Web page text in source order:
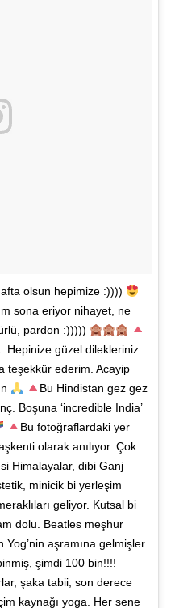
olsun hepimize :))))
sona eriyor nihayet, ne
pardon :)))))
Hepinize güzel dilekleriniz
teşekkür ederim. Acayip
Bu Hindistan gez gez
Boşuna ‘incredible India’
Bu fotoğraflardaki yer
olarak anılıyor. Çok
Himalayalar, dibi Ganj
minicik bi yerleşim
geliyor. Kutsal bi
dolu. Beatles meşhur
aşramına gelmişler
şimdi 100 bin!!!!
şaka tabii, son derece
kaynağı yoga. Her sene